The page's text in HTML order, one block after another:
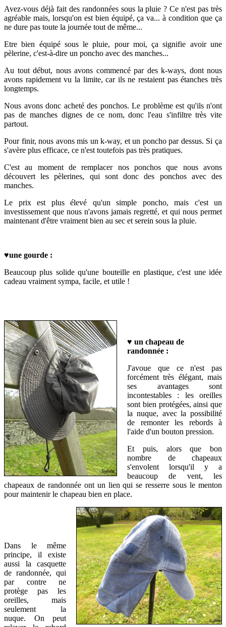
Avez-vous déjà fait des randonnées sous la pluie ? Ce n'est pas très
agréable mais, lorsqu'on est bien équipé, ça va... à condition que ça
ne dure pas toute la journée tout de même...
Etre bien équipé sous le pluie, pour moi, ça signifie avoir une
pèlerine, c'est-à-dire un poncho avec des manches...
Au tout début, nous avons commencé par des k-ways, dont nous
avons rapidement vu la limite, car ils ne restaient pas étanches très
longtemps.
Nous avons donc acheté des ponchos. Le problème est qu'ils n'ont
pas de manches dignes de ce nom, donc l'eau s'infiltre très vite
partout.
Pour finir, nous avons mis un k-way, et un poncho par dessus. Si ça
s'avère plus efficace, ce n'est toutefois pas très pratiques.
C'est au moment de remplacer nos ponchos que nous avons
découvert les pèlerines, qui sont donc des ponchos avec des
manches.
Le prix est plus élevé qu'un simple poncho, mais c'est un
investissement que nous n'avons jamais regretté, et qui nous permet
maintenant d'être vraiment bien au sec et serein sous la pluie.
♥une gourde :
Beaucoup plus solide qu'une bouteille en plastique, c'est une idée
cadeau vraiment sympa, facile, et utile !
♥ un chapeau de
randonnée :
J'avoue que ce n'est pas
forcément très élégant, mais
ses avantages sont
incontestables : les oreilles
sont bien protégées, ainsi que
la nuque, avec la possibilité
de remonter les rebords à
l'aide d'un bouton pression.
Et puis, alors que bon
nombre de chapeaux
s'envolent lorsqu'il y a
beaucoup de vent, les
chapeaux de randonnée ont un lien qui se resserre sous le menton
pour maintenir le chapeau bien en place.
Dans le même
principe, il existe
aussi la casquette
de randonnée, qui
par contre ne
protège pas les
oreilles, mais
seulement la
nuque. On peut